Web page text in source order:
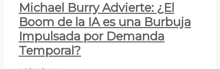
Michael Burry Advierte: ¿El
Boom de la IA es una Burbuja
Impulsada por Demanda
Temporal?